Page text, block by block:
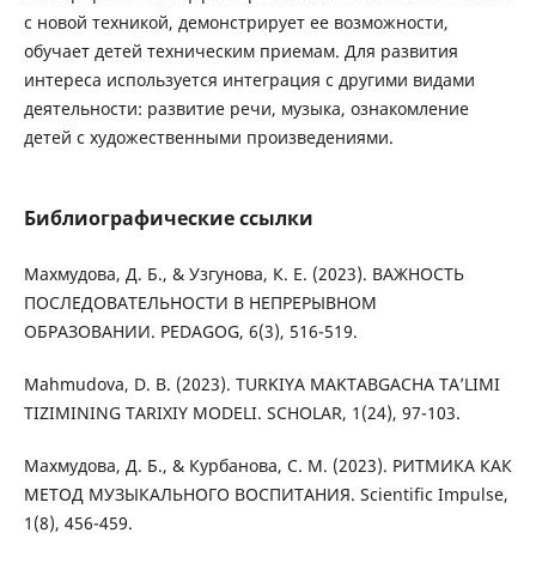
с новой техникой, демонстрирует ее возможности,
обучает детей техническим приемам. Для развития
интереса используется интеграция с другими видами
деятельности: развитие речи, музыка, ознакомление
детей с художественными произведениями.
Библиографические ссылки
Махмудова, Д. Б., & Узгунова, К. Е. (2023). ВАЖНОСТЬ
ПОСЛЕДОВАТЕЛЬНОСТИ В НЕПРЕРЫВНОМ
ОБРАЗОВАНИИ. PEDAGOG, 6(3), 516-519.
Mahmudova, D. B. (2023). TURKIYA MAKTABGACHA TAʼLIMI
TIZIMINING TARIXIY MODELI. SCHOLAR, 1(24), 97-103.
Махмудова, Д. Б., & Курбанова, С. М. (2023). РИТМИКА КАК
МЕТОД МУЗЫКАЛЬНОГО ВОСПИТАНИЯ. Scientific Impulse,
1(8), 456-459.